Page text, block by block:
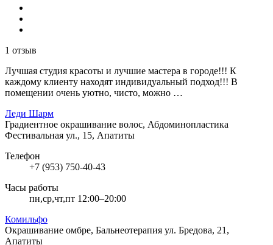
1 отзыв
Лучшая студия красоты и лучшие мастера в городе!!! К
каждому клиенту находят индивидуальный подход!!! В
помещении очень уютно, чисто, можно …
Леди Шарм
Градиентное окрашивание волос, Абдоминопластика
Фестивальная ул., 15, Апатиты
Телефон
+7 (953) 750-40-43
Часы работы
пн,ср,чт,пт 12:00–20:00
Комильфо
Окрашивание омбре, Бальнеотерапия ул. Бредова, 21,
Апатиты